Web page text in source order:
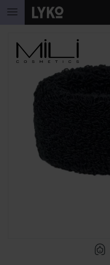
SIIRTYÄ JHK SISÄLTÖÖN